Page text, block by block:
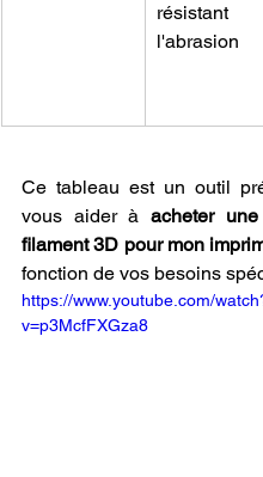
résistant
l'abrasion
Ce tableau est un outil
vous aider à acheter
filament 3D pour mon
fonction de vos besoins
https://www.youtube.com/
v=p3McfFXGza8